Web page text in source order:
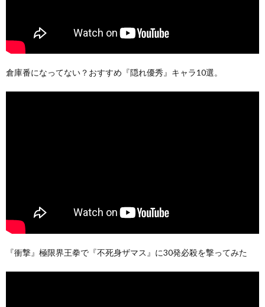
倉庫番になってない？おすすめ『隠れ優秀』キャラ10選。
『衝撃』極限界王拳で『不死身ザマス』に30発必殺を撃ってみた